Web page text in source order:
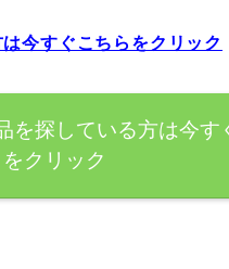
今すぐこちらをクリック
を探している方は今す
をクリック